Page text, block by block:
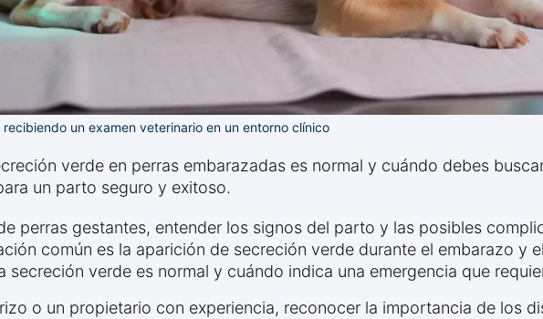
un examen veterinario en un entorno clínico
verde en perras embarazadas es normal y cuándo debes
un parto seguro y exitoso.
perras gestantes, entender los signos del parto y las posibles
común es la aparición de secreción verde durante el embarazo y
secreción verde es normal y cuándo indica una emergencia que
o un propietario con experiencia, reconocer la importancia de los